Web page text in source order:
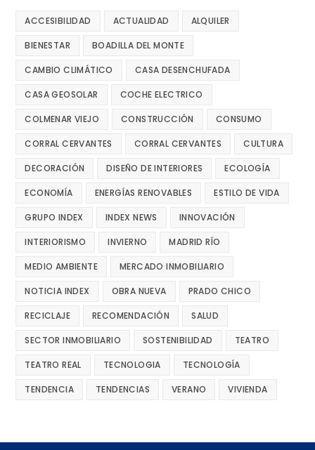
ACCESIBILIDAD ACTUALIDAD ALQUILER
BIENESTAR BOADILLA DEL MONTE
CAMBIO CLIMÁTICO CASA DESENCHUFADA
CASA GEOSOLAR COCHE ELECTRICO
COLMENAR VIEJO CONSTRUCCIÓN CONSUMO
CORRAL CERVANTES CORRAL CERVANTES CULTURA
DECORACIÓN DISEÑO DE INTERIORES ECOLOGÍA
ECONOMÍA ENERGÍAS RENOVABLES ESTILO DE VIDA
GRUPO INDEX INDEX NEWS INNOVACIÓN
INTERIORISMO INVIERNO MADRID RÍO
MEDIO AMBIENTE MERCADO INMOBILIARIO
NOTICIA INDEX OBRA NUEVA PRADO CHICO
RECICLAJE RECOMENDACIÓN SALUD
SECTOR INMOBILIARIO SOSTENIBILIDAD TEATRO
TEATRO REAL TECNOLOGIA TECNOLOGÍA
TENDENCIA TENDENCIAS VERANO VIVIENDA